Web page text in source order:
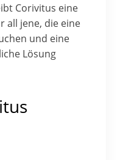
Corivitus eine
all jene, die eine
und eine
Lösung